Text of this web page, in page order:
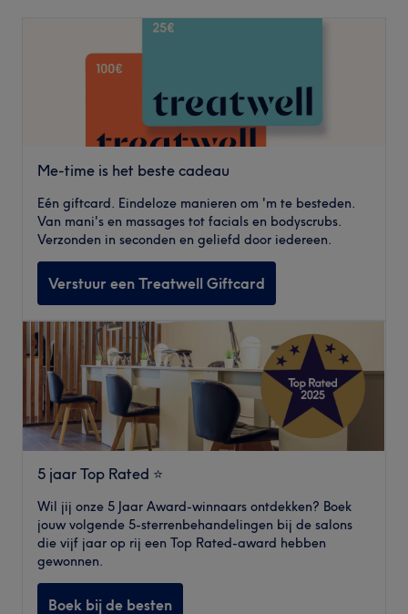
Me-time is het beste cadeau
Eén giftcard. Eindeloze manieren om 'm te besteden.
Van mani's en massages tot facials en bodyscrubs.
Verzonden in seconden en geliefd door iedereen.
Verstuur een Treatwell Giftcard
5 jaar Top Rated ⭐️
Wil jij onze 5 Jaar Award-winnaars ontdekken? Boek
jouw volgende 5-sterrenbehandelingen bij de salons
die vijf jaar op rij een Top Rated-award hebben
gewonnen.
Boek bij de besten